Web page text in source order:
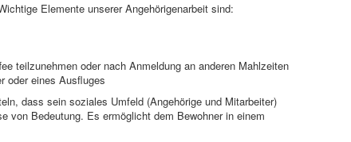
Elemente unserer Angehörigenarbeit sind:
teilzunehmen oder nach Anmeldung an anderen Mahlzeiten
oder eines Ausfluges
dass sein soziales Umfeld (Angehörige und Mitarbeiter)
von Bedeutung. Es ermöglicht dem Bewohner in einem